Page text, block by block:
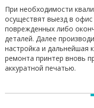
При необходимости
осуществят выезд в
поврежденных либо
деталей. Далее
настройка и дальнейшая
ремонта принтер вновь
аккуратной печатью.